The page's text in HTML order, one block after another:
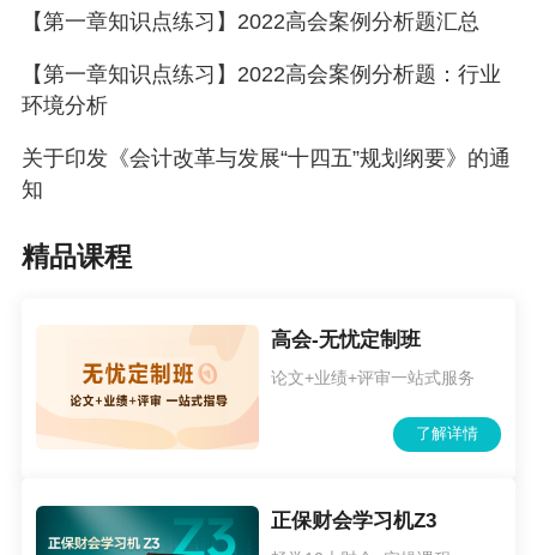
【第一章知识点练习】2022高会案例分析题汇总
【第一章知识点练习】2022高会案例分析题：行业
环境分析
关于印发《会计改革与发展“十四五”规划纲要》的通
知
精品课程
高会-无忧定制班
论文+业绩+评审一站式服务
了解详情
正保财会学习机Z3